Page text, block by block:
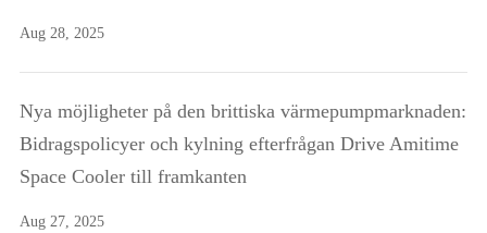
Aug 28, 2025
Nya möjligheter på den brittiska värmepumpmarknaden:
Bidragspolicyer och kylning efterfrågan Drive Amitime
Space Cooler till framkanten
Aug 27, 2025